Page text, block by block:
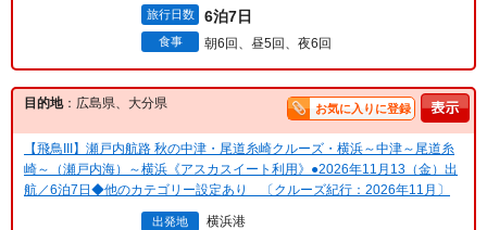
旅行日数 6泊7日
食事 朝6回、昼5回、夜6回
目的地：広島県、大分県 お気に入りに登録
【飛鳥III】瀬戸内航路 秋の中津・尾道糸崎クルーズ・横浜～中津～尾道糸
崎～（瀬戸内海）～横浜《アスカスイート利用》●2026年11月13（金）出
航／6泊7日◆他のカテゴリー設定あり 〔クルーズ紀行：2026年11月〕
出発地 横浜港